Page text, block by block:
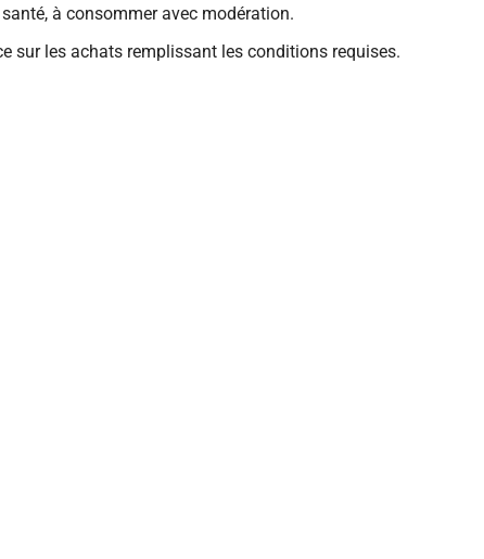
à consommer avec modération.
sur les achats remplissant les conditions requises.